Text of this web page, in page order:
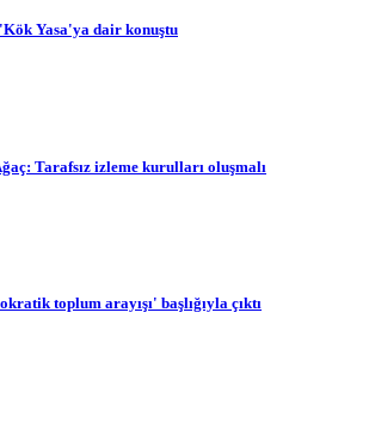
Yasa'ya dair konuştu
Tarafsız izleme kurulları oluşmalı
toplum arayışı' başlığıyla çıktı